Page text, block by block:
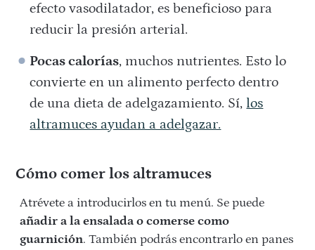
efecto vasodilatador, es beneficioso para
reducir la presión arterial.
Pocas calorías, muchos nutrientes. Esto lo
convierte en un alimento perfecto dentro
de una dieta de adelgazamiento. Sí, los
altramuces ayudan a adelgazar.
Cómo comer los altramuces
Atrévete a introducirlos en tu menú. Se puede
añadir a la ensalada o comerse como
guarnición. También podrás encontrarlo en panes